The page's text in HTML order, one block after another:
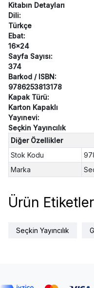
Kitabın Detayları
Dili:
Türkçe
Ebat:
16x24
Sayfa Sayısı:
374
Barkod / ISBN:
9786253813178
Kapak Türü:
Karton Kapaklı
Yayınevi:
Seçkin Yayıncılık
Diğer Özellikler
Stok Kodu
Marka
Ürün
Seçkin Yayıncılık